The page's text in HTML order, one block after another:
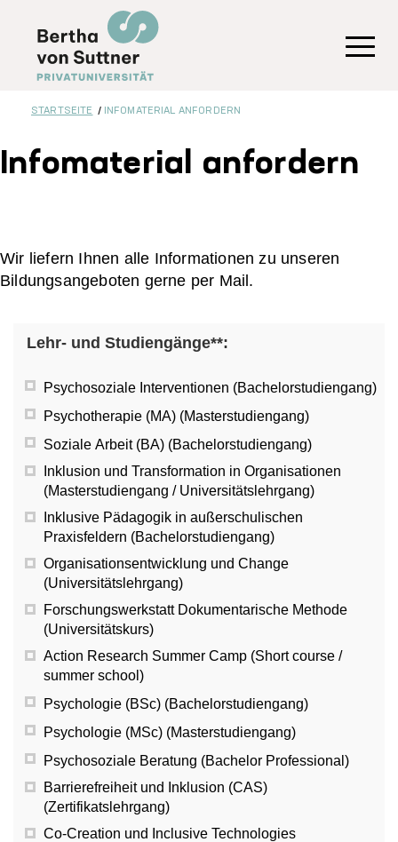
Inhalt
STARTSEITE INFOMATERIAL ANFORDERN
Infomaterial anfordern
Wir liefern Ihnen alle Informationen zu unseren
Bildungsangeboten gerne per Mail.
Lehr- und Studiengänge**:
Psychosoziale Interventionen (Bachelorstudiengang)
Psychotherapie (MA) (Masterstudiengang)
Soziale Arbeit (BA) (Bachelorstudiengang)
Inklusion und Transformation in Organisationen
(Masterstudiengang / Universitätslehrgang)
Inklusive Pädagogik in außerschulischen
Praxisfeldern (Bachelorstudiengang)
Organisationsentwicklung und Change
(Universitätslehrgang)
Forschungswerkstatt Dokumentarische Methode
(Universitätskurs)
Action Research Summer Camp (Short course /
summer school)
Psychologie (BSc) (Bachelorstudiengang)
Psychologie (MSc) (Masterstudiengang)
Psychosoziale Beratung (Bachelor Professional)
Barrierefreiheit und Inklusion (CAS)
(Zertifikatslehrgang)
Co-Creation und Inclusive Technologies